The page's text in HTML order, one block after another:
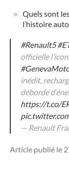
Quels sont
l’histoire
#Renault5
officielle
inédit,
déborde
https://t.co/
— Renault
Article publié le